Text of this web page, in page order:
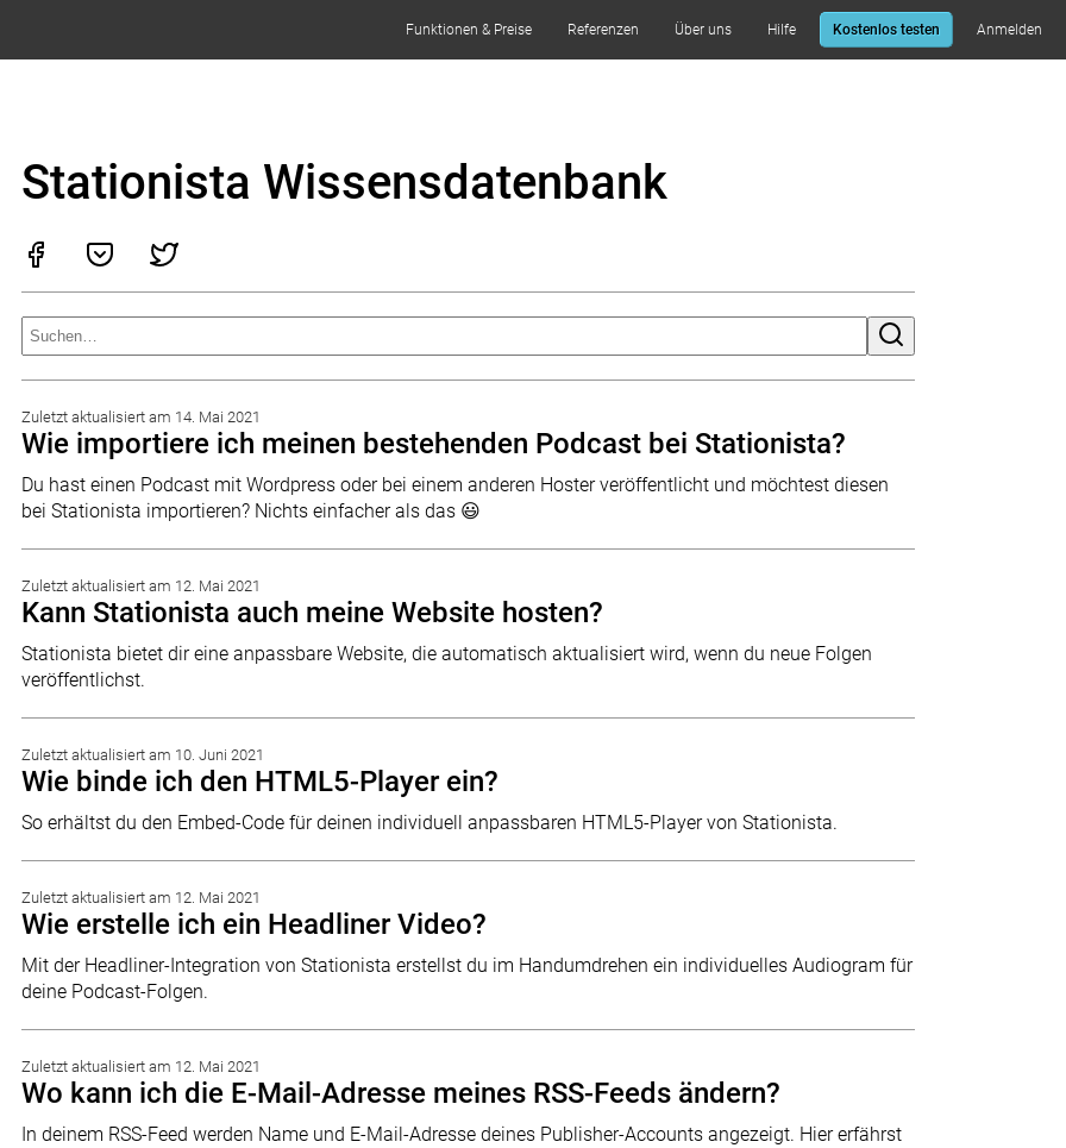
Funktionen & Preise Referenzen Über uns Hilfe Kostenlos testen Anmelden
Stationista Wissensdatenbank
Zuletzt aktualisiert am 14. Mai 2021
Wie importiere ich meinen bestehenden Podcast bei Stationista?
Du hast einen Podcast mit Wordpress oder bei einem anderen Hoster veröffentlicht und möchtest diesen
bei Stationista importieren? Nichts einfacher als das 😃
Zuletzt aktualisiert am 12. Mai 2021
Kann Stationista auch meine Website hosten?
Stationista bietet dir eine anpassbare Website, die automatisch aktualisiert wird, wenn du neue Folgen
veröffentlichst.
Zuletzt aktualisiert am 10. Juni 2021
Wie binde ich den HTML5-Player ein?
So erhältst du den Embed-Code für deinen individuell anpassbaren HTML5-Player von Stationista.
Zuletzt aktualisiert am 12. Mai 2021
Wie erstelle ich ein Headliner Video?
Mit der Headliner-Integration von Stationista erstellst du im Handumdrehen ein individuelles Audiogram für
deine Podcast-Folgen.
Zuletzt aktualisiert am 12. Mai 2021
Wo kann ich die E-Mail-Adresse meines RSS-Feeds ändern?
In deinem RSS-Feed werden Name und E-Mail-Adresse deines Publisher-Accounts angezeigt. Hier erfährst